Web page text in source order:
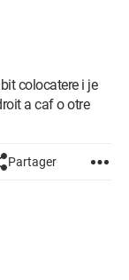
colocatere i je
a caf o otre
Partager